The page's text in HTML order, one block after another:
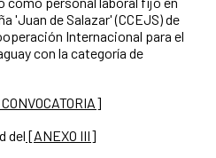
'Juan de Salazar' (CCEJS) de
Internacional para el
con la categoría de
del [ANEXO III]